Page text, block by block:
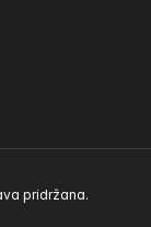
pridržana.